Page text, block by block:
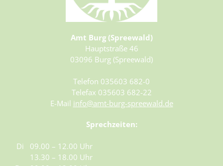
Amt Burg (Spreewald)
Hauptstraße 46
03096 Burg (Spreewald)
Telefon 035603 682-0
Telefax 035603 682-22
E-Mail info@amt-burg-spreewald.de
Sprechzeiten:
Di
09.00 – 12.00 Uhr
13.30 – 18.00 Uhr